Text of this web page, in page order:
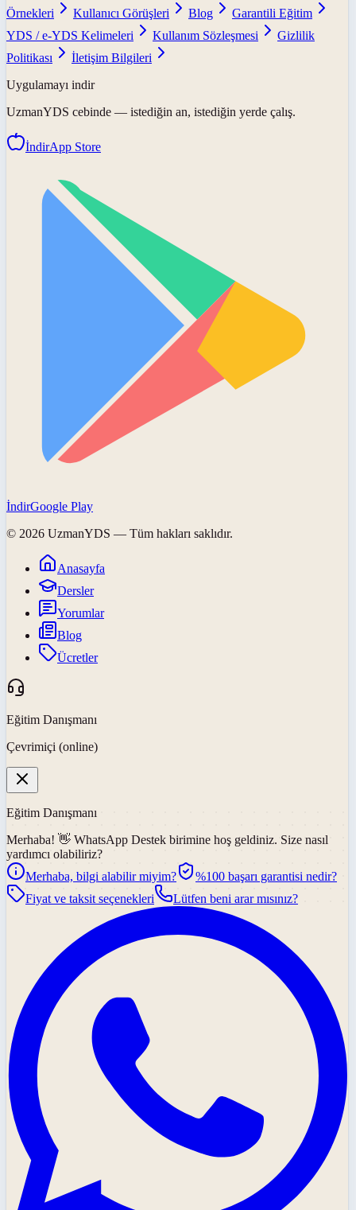
Örnekleri
Kullanıcı Görüşleri Blog
Garantili Eğitim
YDS / e-YDS Kelimeleri
Kullanım Sözleşmesi
Gizlilik
Politikası
İletişim Bilgileri
Uygulamayı indir
UzmanYDS cebinde — istediğin an, istediğin yerde çalış.
İndirApp Store
İndirGoogle Play
© 2026 UzmanYDS — Tüm hakları saklıdır.
Anasayfa
Dersler
Yorumlar
Blog
Ücretler
Eğitim Danışmanı
Çevrimiçi (online)
Eğitim Danışmanı
Merhaba! 👋 WhatsApp Destek birimine hoş geldiniz. Size nasıl
yardımcı olabiliriz?
Merhaba, bilgi alabilir miyim?
%100 başarı garantisi nedir?
Fiyat ve taksit seçenekleri
Lütfen beni arar mısınız?